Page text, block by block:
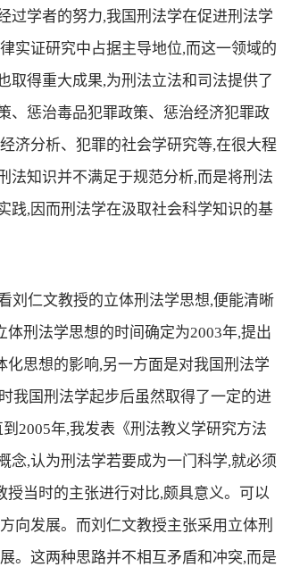
过学者的努力,我国刑法学在促进刑法学
实证研究中占据主导地位,而这一领域的
取得重大成果,为刑法立法和司法提供了
、惩治毒品犯罪政策、惩治经济犯罪政
济分析、犯罪的社会学研究等,在很大程
法知识并不满足于规范分析,而是将刑法
践,因而刑法学在汲取社会科学知识的基
仁文教授的立体刑法学思想,便能清晰
刑法学思想的时间确定为2003年,提出
思想的影响,另一方面是对我国刑法学
我国刑法学起步后虽然取得了一定的进
2005年,我发表《刑法教义学研究方法
念,认为刑法学若要成为一门科学,就必须
当时的主张进行对比,颇具意义。可以
向发展。而刘仁文教授主张采用立体刑
。这两种思路并不相互矛盾和冲突,而是